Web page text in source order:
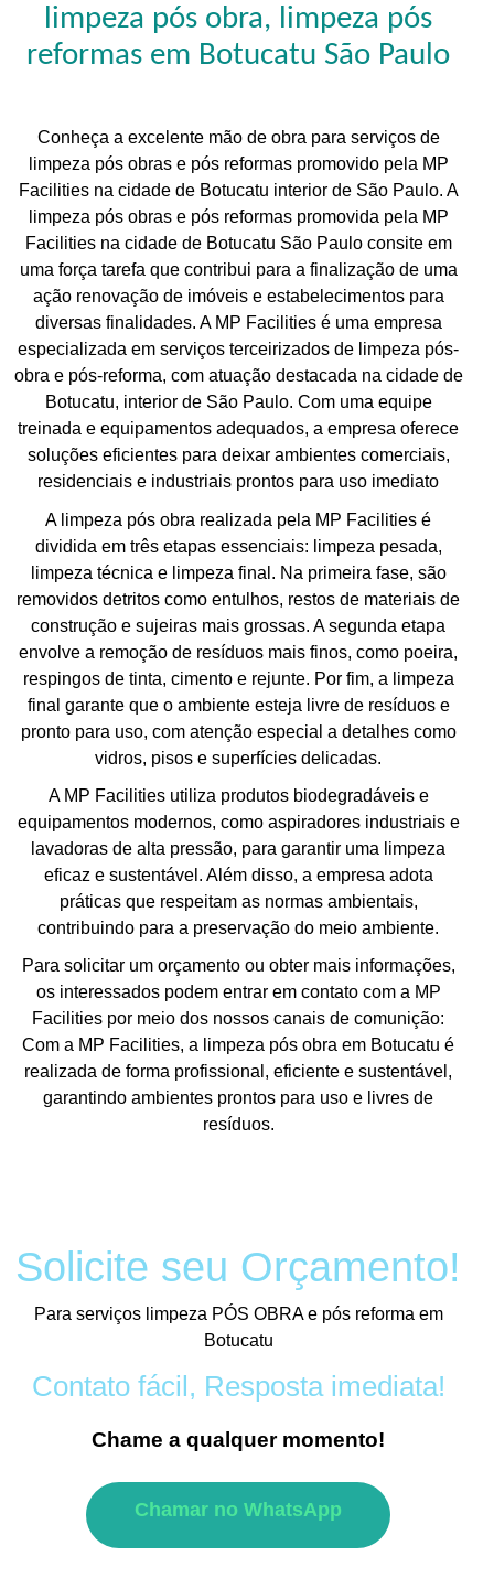
limpeza pós obra, limpeza pós
reformas em Botucatu São Paulo
Conheça a excelente mão de obra para serviços de
limpeza pós obras e pós reformas promovido pela MP
Facilities na cidade de Botucatu interior de São Paulo. A
limpeza pós obras e pós reformas promovida pela MP
Facilities na cidade de Botucatu São Paulo consite em
uma força tarefa que contribui para a finalização de uma
ação renovação de imóveis e estabelecimentos para
diversas finalidades. A MP Facilities é uma empresa
especializada em serviços terceirizados de limpeza pós-
obra e pós-reforma, com atuação destacada na cidade de
Botucatu, interior de São Paulo. Com uma equipe
treinada e equipamentos adequados, a empresa oferece
soluções eficientes para deixar ambientes comerciais,
residenciais e industriais prontos para uso imediato
A limpeza pós obra realizada pela MP Facilities é
dividida em três etapas essenciais: limpeza pesada,
limpeza técnica e limpeza final. Na primeira fase, são
removidos detritos como entulhos, restos de materiais de
construção e sujeiras mais grossas. A segunda etapa
envolve a remoção de resíduos mais finos, como poeira,
respingos de tinta, cimento e rejunte. Por fim, a limpeza
final garante que o ambiente esteja livre de resíduos e
pronto para uso, com atenção especial a detalhes como
vidros, pisos e superfícies delicadas.
A MP Facilities utiliza produtos biodegradáveis e
equipamentos modernos, como aspiradores industriais e
lavadoras de alta pressão, para garantir uma limpeza
eficaz e sustentável. Além disso, a empresa adota
práticas que respeitam as normas ambientais,
contribuindo para a preservação do meio ambiente.
Para solicitar um orçamento ou obter mais informações,
os interessados podem entrar em contato com a MP
Facilities por meio dos nossos canais de comunição:
Com a MP Facilities, a limpeza pós obra em Botucatu é
realizada de forma profissional, eficiente e sustentável,
garantindo ambientes prontos para uso e livres de
resíduos.
Solicite seu Orçamento!
Para serviços limpeza PÓS OBRA e pós reforma em
Botucatu
Contato fácil, Resposta imediata!
Chame a qualquer momento!
Chamar no WhatsApp